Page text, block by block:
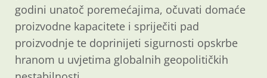
godini unatoč poremećajima, očuvati domaće
proizvodne kapacitete i spriječiti pad
proizvodnje te doprinijeti sigurnosti opskrbe
hranom u uvjetima globalnih geopolitičkih